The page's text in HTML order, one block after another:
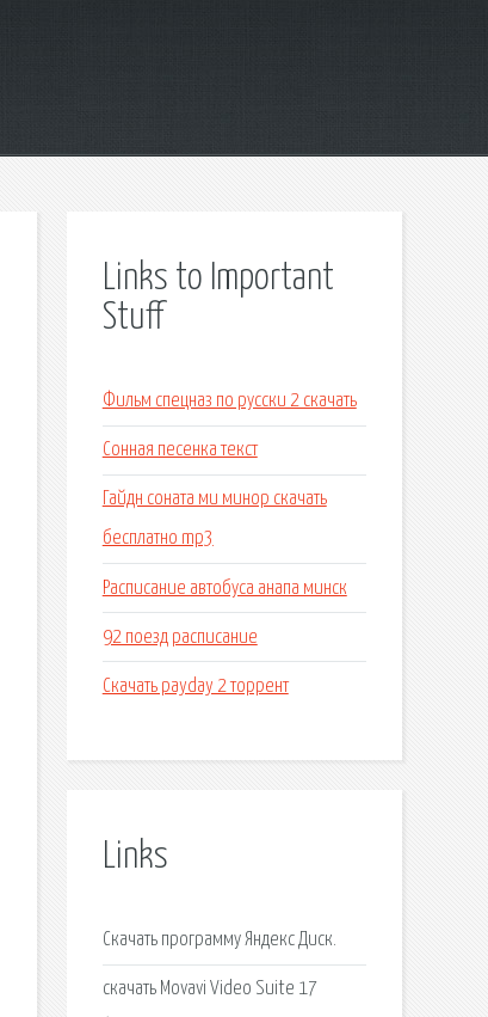
Links to Important
Stuff
Фильм спецназ по русски 2 скачать
Сонная песенка текст
Гайдн соната ми минор скачать
бесплатно mp3
Расписание автобуса анапа минск
92 поезд расписание
Скачать payday 2 торрент
Links
Скачать программу Яндекс Диск.
скачать Movavi Video Suite 17